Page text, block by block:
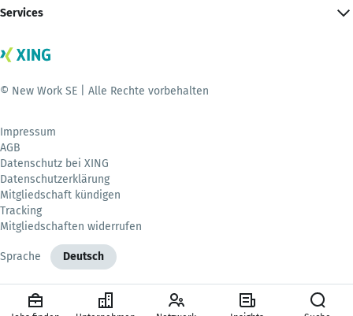
Services
© New Work SE | Alle Rechte vorbehalten
Impressum
AGB
Datenschutz bei XING
Datenschutzerklärung
Mitgliedschaft kündigen
Tracking
Mitgliedschaften widerrufen
Sprache Deutsch